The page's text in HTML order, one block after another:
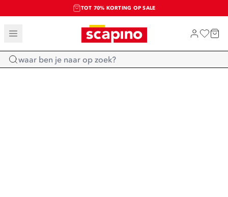
TOT 70% KORTING OP SALE
SALE: LAATSTE KANS!
SHOP NIEUW
Home